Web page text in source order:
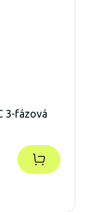
3-fázová